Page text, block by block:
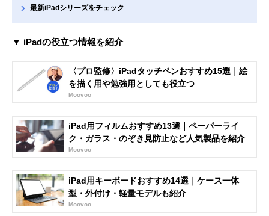
最新iPadシリーズをチェック
▼ iPadの役立つ情報を紹介
〈プロ監修〉iPadタッチペンおすすめ15選｜絵
を描く用や勉強用としても役立つ
Moovoo
iPad用フィルムおすすめ13選｜ペーパーライ
ク・ガラス・のぞき見防止など人気製品を紹介
Moovoo
iPad用キーボードおすすめ14選｜ケース一体
型・外付け・軽量モデルも紹介
Moovoo